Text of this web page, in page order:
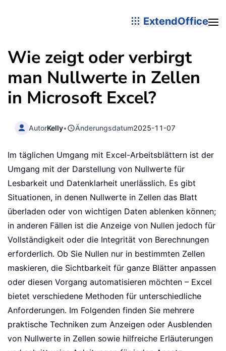
ExtendOffice
Wie zeigt oder verbirgt
man Nullwerte in Zellen
in Microsoft Excel?
AutorKelly• Änderungsdatum2025-11-07
Im täglichen Umgang mit Excel-Arbeitsblättern ist der
Umgang mit der Darstellung von Nullwerte für
Lesbarkeit und Datenklarheit unerlässlich. Es gibt
Situationen, in denen Nullwerte in Zellen das Blatt
überladen oder von wichtigen Daten ablenken können;
in anderen Fällen ist die Anzeige von Nullen jedoch für
Vollständigkeit oder die Integrität von Berechnungen
erforderlich. Ob Sie Nullen nur in bestimmten Zellen
maskieren, die Sichtbarkeit für ganze Blätter anpassen
oder diesen Vorgang automatisieren möchten – Excel
bietet verschiedene Methoden für unterschiedliche
Anforderungen. Im Folgenden finden Sie mehrere
praktische Techniken zum Anzeigen oder Ausblenden
von Nullwerte in Zellen sowie hilfreiche Erläuterungen